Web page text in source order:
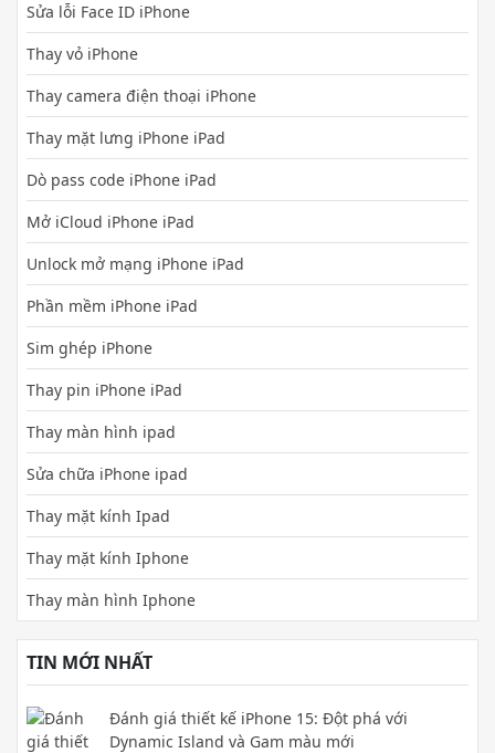
Sửa lỗi Face ID iPhone
Thay vỏ iPhone
Thay camera điện thoại iPhone
Thay mặt lưng iPhone iPad
Dò pass code iPhone iPad
Mở iCloud iPhone iPad
Unlock mở mạng iPhone iPad
Phần mềm iPhone iPad
Sim ghép iPhone
Thay pin iPhone iPad
Thay màn hình ipad
Sửa chữa iPhone ipad
Thay mặt kính Ipad
Thay mặt kính Iphone
Thay màn hình Iphone
TIN MỚI NHẤT
Đánh giá thiết kế iPhone 15: Đột phá với
Dynamic Island và Gam màu mới